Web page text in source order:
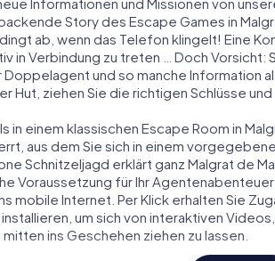
Informationen und Missionen von
Story des Escape Games in
ab, wenn das Telefon klingelt! Eine
in Verbindung zu treten … Doch Vorsicht:
und so manche Information
Hut, ziehen Sie die richtigen Schlüsse
in einem klassischen Escape Room in
aus dem Sie sich in einem
Schnitzeljagd erklärt ganz Malgrat de
Voraussetzung für Ihr Agentenabenteuer
mobile Internet. Per Klick erhalten Sie
um sich von interaktiven
ins Geschehen ziehen zu lassen.